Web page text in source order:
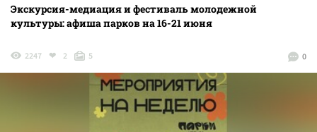
Экскурсия-медиация и фестиваль молодежной
культуры: афиша парков на 16-21 июня
0
2247 2 5